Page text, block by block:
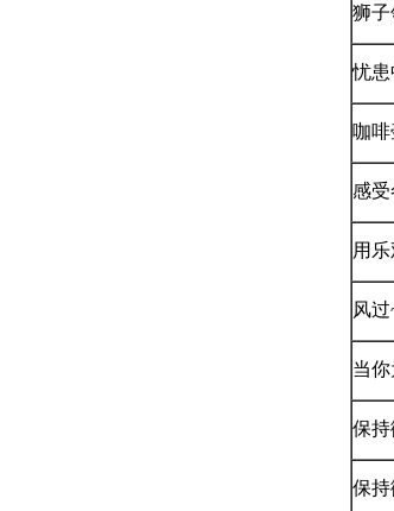
狮子
忧患
咖
感受
用
风
当
保持
保持